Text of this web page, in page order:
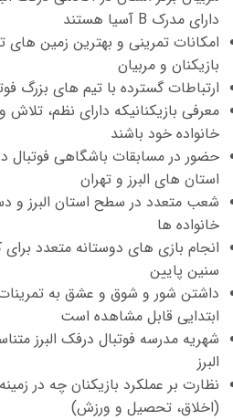
دارای مدرک B آسیا هستند
امکانات تمرینی و بهترین زمین های
بازیکنان و مربیان
ارتباطات گسترده با تیم های بزرگ
معرفی بازیکنانیکه دارای نظم، تلاش
خانواده خود باشند
حضور در مسابقات باشگاهی
استان های البرز و تهران
شعب متعدد در سطح استان البرز و
خانواده ها
انجام بازی های دوستانه متعدد
سنین پایین
داشتن شور و شوق و عشق به
ابتدایی قابل مشاهده است
شهریه مدرسه فوتبال درفک البرز
البرز
نظارت بر عملکرد بازیکنان چه در
(اخلاق، تحصیل و ورزش)